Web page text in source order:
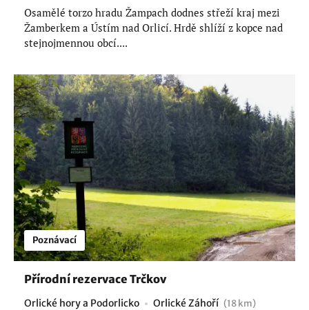
Osamělé torzo hradu Žampach dodnes střeží kraj mezi
Žamberkem a Ústím nad Orlicí. Hrdě shlíží z kopce nad
stejnojmennou obcí....
Poznávací
Přírodní rezervace Trčkov
Orlické hory a Podorlicko Orlické Záhoří (18 km)